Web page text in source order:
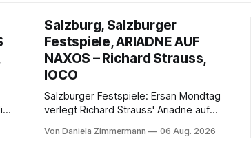
Salzburg, Salzburger
Festspiele, ARIADNE AUF
NAXOS – Richard Strauss,
IOCO
Salzburger Festspiele: Ersan Mondtag
verlegt Richard Strauss' Ariadne auf
Science-Fiction mit Opernklassik.
Von Daniela Zimmermann 06 Aug. 2026